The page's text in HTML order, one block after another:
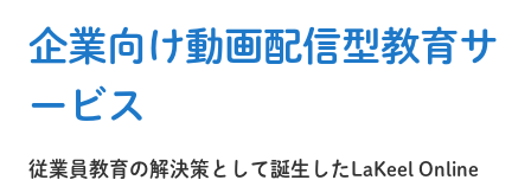
企業向け動画配信型教育サ
ービス
従業員教育の解決策として誕生したLaKeel Online